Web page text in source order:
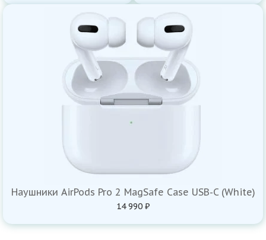
Наушники AirPods Pro 2 MagSafe Case USB-C (White)
14 990 ₽